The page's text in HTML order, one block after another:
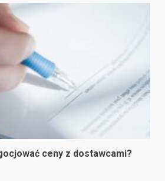
ceny z dostawcami?